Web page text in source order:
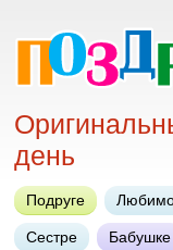
день
Подруге
Сестре Бабушке